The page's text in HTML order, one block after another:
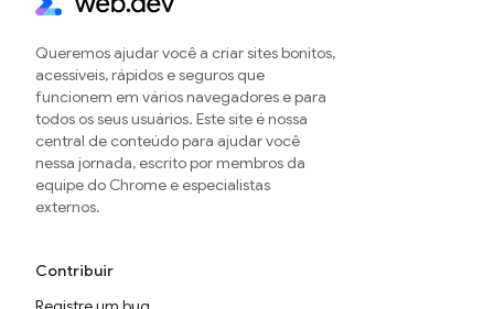
Queremos ajudar você a criar sites bonitos,
acessíveis, rápidos e seguros que
funcionem em vários navegadores e para
todos os seus usuários. Este site é nossa
central de conteúdo para ajudar você
nessa jornada, escrito por membros da
equipe do Chrome e especialistas
externos.
Contribuir